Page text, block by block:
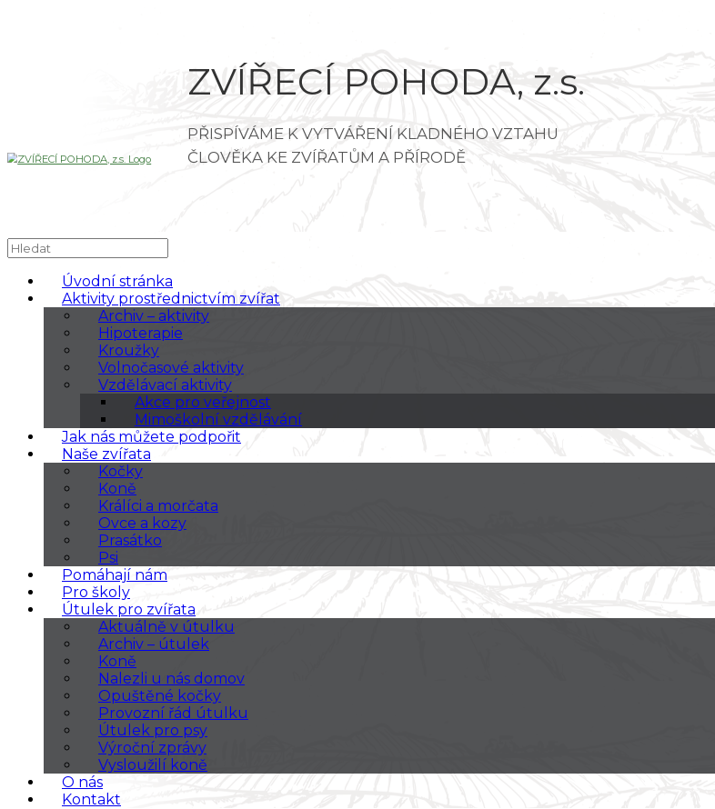
ZVÍŘECÍ POHODA, z.s.
Úvodní stránka
Aktivity prostřednictvím zvířat
Archiv – aktivity
Hipoterapie
Kroužky
Volnočasové aktivity
Vzdělávací aktivity
Akce pro veřejnost
Mimoškolní vzdělávání
Jak nás můžete podpořit
Naše zvířata
Kočky
Koně
Králíci a morčata
Ovce a kozy
Prasátko
Psi
Pomáhají nám
Pro školy
Útulek pro zvířata
Aktuálně v útulku
Archiv – útulek
Koně
Nalezli u nás domov
Opuštěné kočky
Provozní řád útulku
Útulek pro psy
Výroční zprávy
Vysloužilí koně
O nás
Kontakt